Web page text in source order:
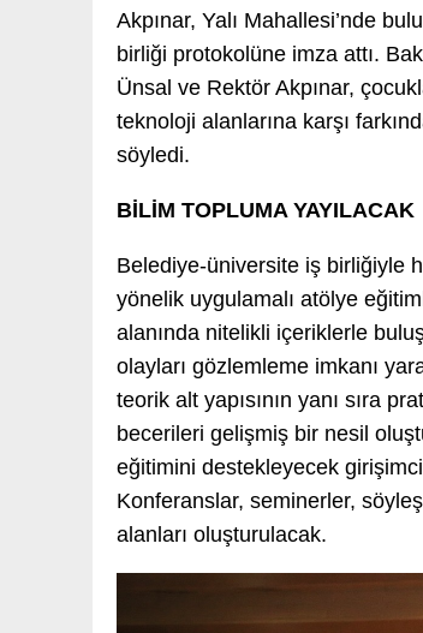
Akpınar, Yalı Mahallesi’nde
birliği protokolüne imza attı.
Ünsal ve Rektör Akpınar,
teknoloji alanlarına karşı
söyledi.
BİLİM TOPLUMA YAYILACAK
Belediye-üniversite iş birliğiyle
yönelik uygulamalı atölye
alanında nitelikli içeriklerle
olayları gözlemleme imkanı
teorik alt yapısının yanı sıra
becerileri gelişmiş bir nesil
eğitimini destekleyecek
Konferanslar, seminerler,
alanları oluşturulacak.